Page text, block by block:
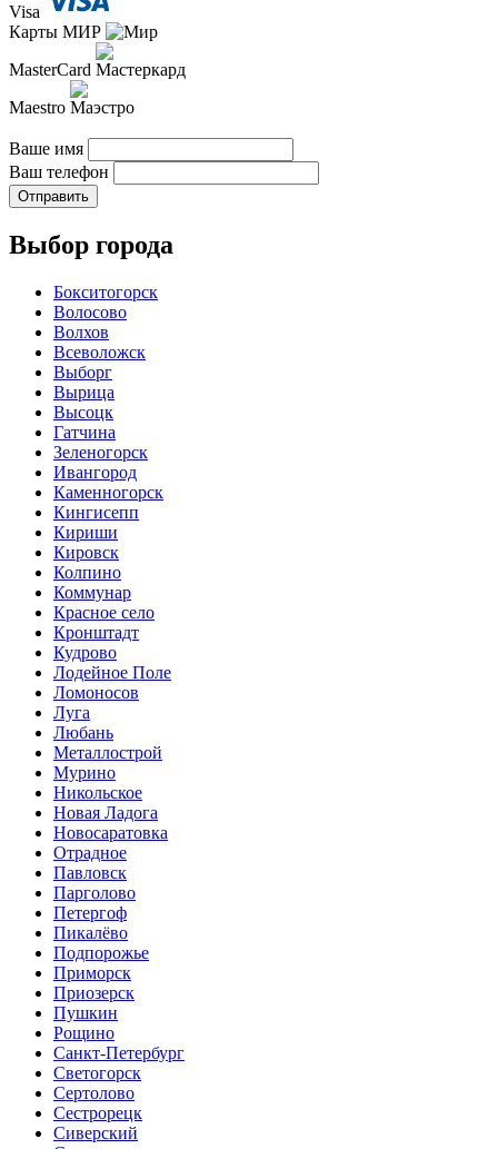
Visa
Карты МИР
MasterCard
Maestro
Ваше имя
Ваш телефон
Отправить
Выбор города
Бокситогорск
Волосово
Волхов
Всеволожск
Выборг
Вырица
Высоцк
Гатчина
Зеленогорск
Ивангород
Каменногорск
Кингисепп
Кириши
Кировск
Колпино
Коммунар
Красное село
Кронштадт
Кудрово
Лодейное Поле
Ломоносов
Луга
Любань
Металлострой
Мурино
Никольское
Новая Ладога
Новосаратовка
Отрадное
Павловск
Парголово
Петергоф
Пикалёво
Подпорожье
Приморск
Приозерск
Пушкин
Рощино
Санкт-Петербург
Светогорск
Сертолово
Сестрорецк
Сиверский